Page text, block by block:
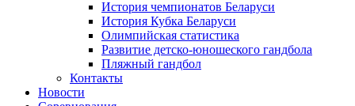
История чемпионатов Беларуси
История Кубка Беларуси
Олимпийская статистика
Развитие детско-юношеского гандбола
Пляжный гандбол
Контакты
Новости